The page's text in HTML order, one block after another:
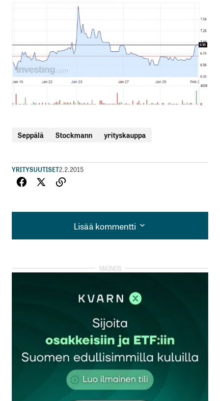
Seppälä Stockmann yrityskauppa
YRITYSUUTISET2.2.2015
Lisää kommentti
Lisää kommentti
kirjautua
rekisteröityä
Sähköpostiosoitettasi ei julkaista.Pakolliset
kentät on merkitty*